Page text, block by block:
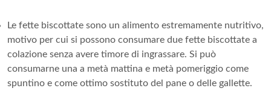
Le fette biscottate sono un alimento estremamente nutritivo,
motivo per cui si possono consumare due fette biscottate a
colazione senza avere timore di ingrassare. Si può
consumarne una a metà mattina e metà pomeriggio come
spuntino e come ottimo sostituto del pane o delle gallette.